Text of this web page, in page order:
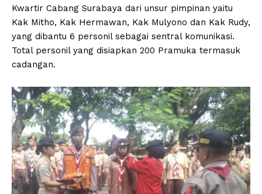
Kwartir Cabang Surabaya dari unsur pimpinan yaitu
Kak Mitho, Kak Hermawan, Kak Mulyono dan Kak Rudy,
yang dibantu 6 personil sebagai sentral komunikasi.
Total personil yang disiapkan 200 Pramuka termasuk
cadangan.